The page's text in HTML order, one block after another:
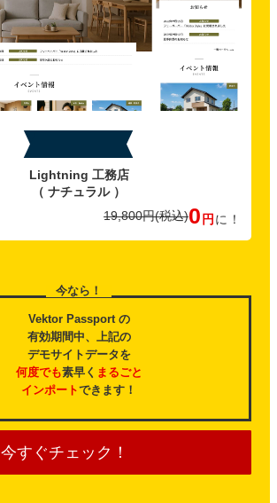
Lightning 工務店
（ ナチュラル ）
19,800円(税込)0 円 に！
今なら！
Vektor Passport の
有効期間中、上記の
デモサイトデータを
何度でも素早く まるごと
インポートできます！
今すぐチェック！